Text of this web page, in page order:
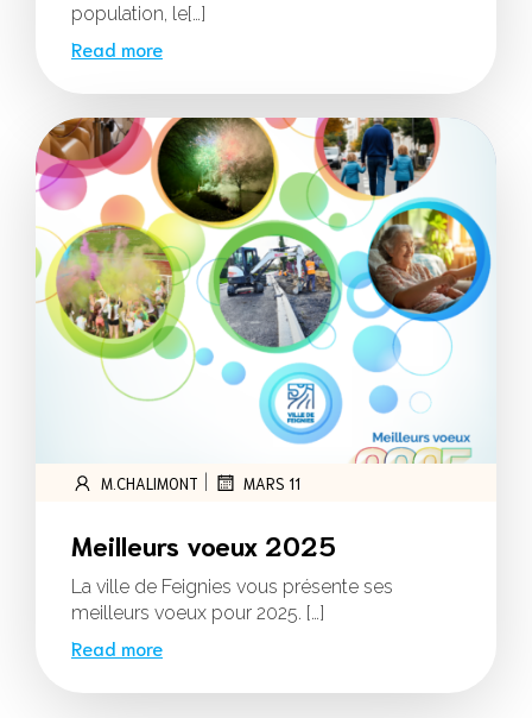
population, le[…]
Read more
M.CHALIMONT MARS 11
Meilleurs voeux 2025
La ville de Feignies vous présente ses
meilleurs voeux pour 2025. […]
Read more